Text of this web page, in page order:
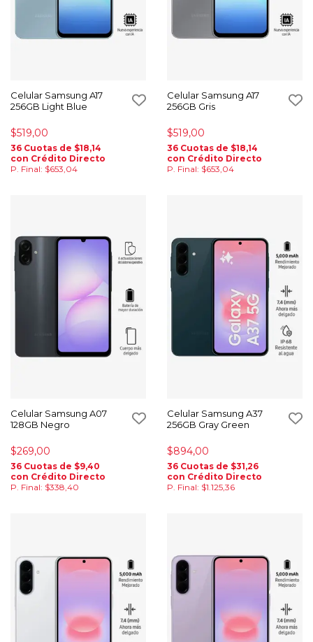
Celular Samsung A17
256GB Light Blue
$519,00
36 Cuotas de $18,14
con Crédito Directo
P. Final: $653,04
Celular Samsung A17
256GB Gris
$519,00
36 Cuotas de $18,14
con Crédito Directo
P. Final: $653,04
Celular Samsung A07
128GB Negro
$269,00
36 Cuotas de $9,40
con Crédito Directo
P. Final: $338,40
Celular Samsung A37
256GB Gray Green
$894,00
36 Cuotas de $31,26
con Crédito Directo
P. Final: $1.125,36